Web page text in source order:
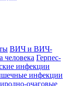
ВИЧ и ВИЧ-
человека Герпес-
инфекции
инфекции
очаговые